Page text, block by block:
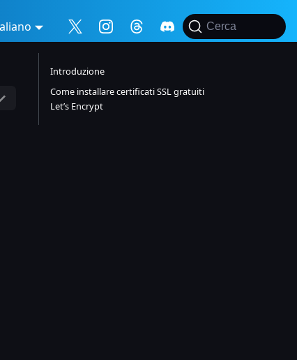
Cerca
Introduzione
Come installare certificati SSL gratuiti
Let’s Encrypt